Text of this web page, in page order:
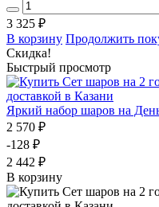
3 325 ₽
В корзину Продолжить
Скидка!
Быстрый просмотр
Яркий набор шаров на
2 570 ₽
-128 ₽
2 442 ₽
В корзину